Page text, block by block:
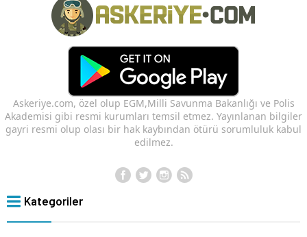
Askeriye.com, özel olup EGM,Milli Savunma Bakanlığı ve Polis
Akademisi gibi resmi kurumları temsil etmez. Yayınlanan bilgiler
gayri resmi olup olası bir hak kaybından ötürü sorumluluk kabul
edilmez.
Kategoriler